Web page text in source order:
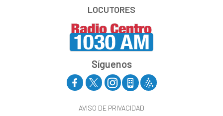
LOCUTORES
Síguenos
AVISO DE PRIVACIDAD